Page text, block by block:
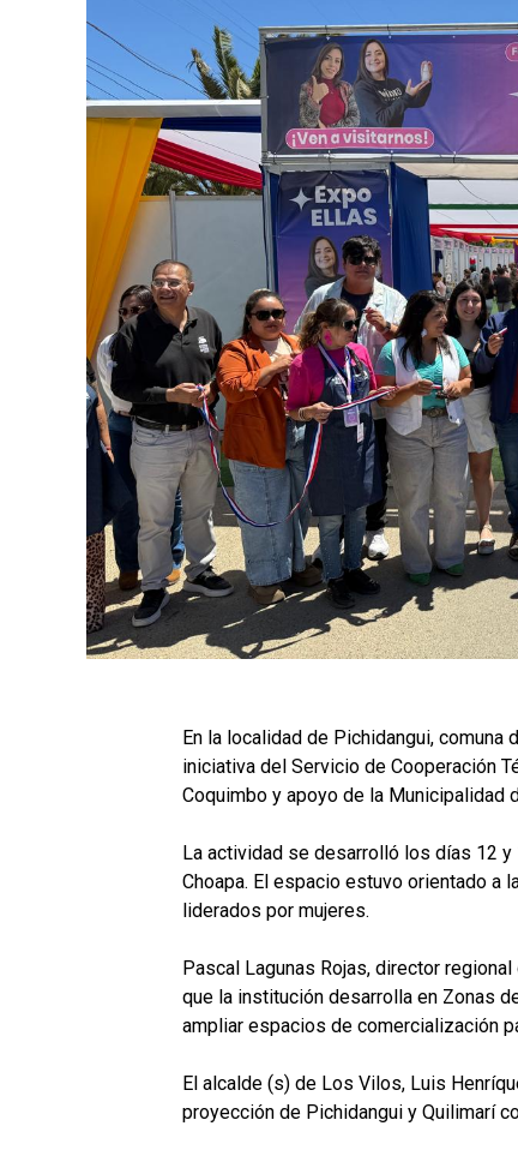
En la localidad de Pichidangui, comuna
iniciativa del Servicio de Cooperación
Coquimbo y apoyo de la Municipalidad
La actividad se desarrolló los días 12
Choapa. El espacio estuvo orientado a
liderados por mujeres.
Pascal Lagunas Rojas, director
que la institución desarrolla en Zonas
ampliar espacios de comercialización
El alcalde (s) de Los Vilos, Luis
proyección de Pichidangui y Quilimarí